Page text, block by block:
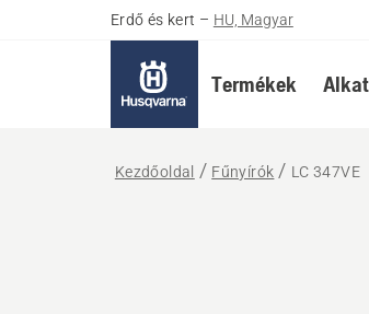
Erdő és kert – HU, Magyar
Termékek
Kezdőoldal Fűnyírók LC 347VE